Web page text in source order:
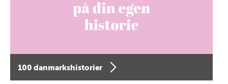
100 danmarkshistorier